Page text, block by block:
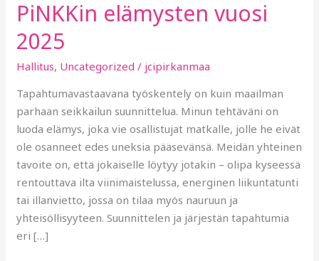
PiNKKin elämysten vuosi
2025
Hallitus, Uncategorized / jcipirkanmaa
Tapahtumavastaavana työskentely on kuin maailman
parhaan seikkailun suunnittelua. Minun tehtäväni on
luoda elämys, joka vie osallistujat matkalle, jolle he eivät
ole osanneet edes uneksia pääsevänsä. Meidän yhteinen
tavoite on, että jokaiselle löytyy jotakin – olipa kyseessä
rentouttava ilta viinimaistelussa, energinen liikuntatunti
tai illanvietto, jossa on tilaa myös nauruun ja
yhteisöllisyyteen. Suunnittelen ja järjestän tapahtumia
eri […]